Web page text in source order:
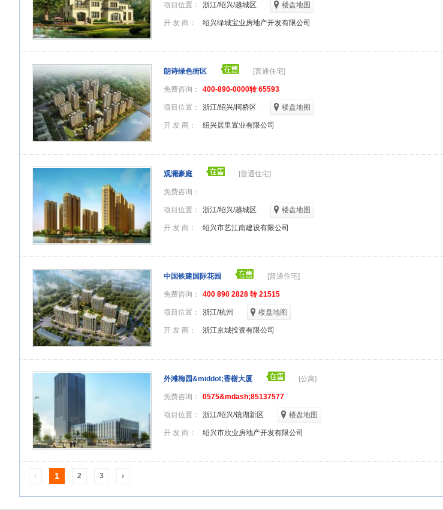
项目位置： 浙江/绍兴/越城区 楼盘地图
开 发 商： 绍兴绿城宝业房地产开发有限公司
朗诗绿色街区 [普通住宅]
免费咨询： 400-890-0000转 65593
项目位置： 浙江/绍兴/柯桥区 楼盘地图
开 发 商： 绍兴居里置业有限公司
观澜豪庭 [普通住宅]
免费咨询：
项目位置： 浙江/绍兴/越城区 楼盘地图
开 发 商： 绍兴市艺江南建设有限公司
中国铁建国际花园 [普通住宅]
免费咨询： 400 890 2828 转 21515
项目位置： 浙江/杭州 楼盘地图
开 发 商： 浙江京城投资有限公司
外滩梅园&middot;香榭大厦 [公寓]
免费咨询： 0575&mdash;85137577
项目位置： 浙江/绍兴/镜湖新区 楼盘地图
开 发 商： 绍兴市欣业房地产开发有限公司
‹ 1 2 3 ›